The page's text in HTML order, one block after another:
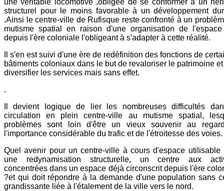
structurel pour le moins favorable à un développement
.Ainsi le centre-ville de Rufisque reste confronté à un
mutisme spatial en raison d'une organisation de
depuis l'ère coloniale l'obligeant à s'adapter à cette réalité.
Il s'en est suivi d'une ère de redéfinition des fonctions de
bâtiments coloniaux dans le but de revaloriser le patrimoine
diversifier les services mais sans effet.
.
Il devient logique de lier les nombreuses difficultés
circulation en plein centre-ville au mutisme spatial,
problèmes sont loin d'être un vieux souvenir au
l'importance considérable du trafic et de l'étroitesse des voies.
Quel avenir pour un centre-ville à cours d'espace utilisable
une redynamisation structurelle, un centre aux
concentrées dans un espace déjà circonscrit depuis l'ère
?et qui doit répondre à la demande d'une population sans
grandissante liée à l'étalement de la ville vers le nord.